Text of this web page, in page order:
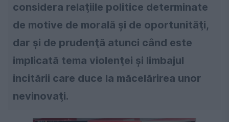
considera relaţiile politice determinate
de motive de morală şi de oportunităţi,
dar şi de prudenţă atunci când este
implicată tema violenţei şi limbajul
incitării care duce la măcelărirea unor
nevinovaţi.